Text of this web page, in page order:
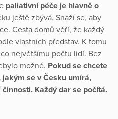
paliativní péče je hlavně o
ještě zbývá. Snaží se, aby
Cesta domů věří, že každý
vlastních představ. K tomu
největšímu počtu lidí. Bez
možné. Pokud se chcete
se v Česku umírá,
Každý dar se počítá.